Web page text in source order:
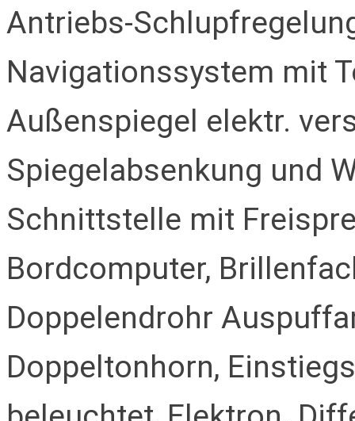
Antriebs-
Navigationssystem mit
Außenspiegel elektr.
Spiegelabsenkung und
Schnittstelle mit
Bordcomputer,
Doppelendrohr
Doppeltonhorn,